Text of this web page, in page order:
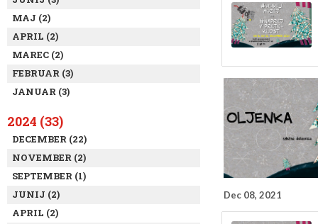
MAJ (2)
APRIL (2)
MAREC (2)
FEBRUAR (3)
JANUAR (3)
2024 (33)
DECEMBER (22)
NOVEMBER (2)
SEPTEMBER (1)
JUNIJ (2)
APRIL (2)
Dec 08, 2021